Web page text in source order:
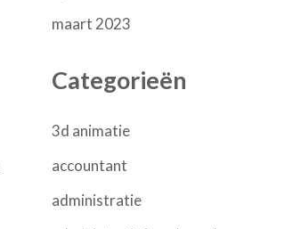
maart 2023
Categorieën
3d animatie
accountant
administratie